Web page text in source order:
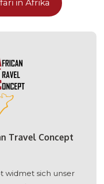
in Afrika
Travel Concept
widmet sich unser